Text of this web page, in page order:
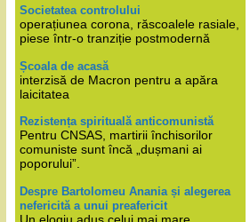
Societatea controlului
operațiunea corona, răscoalele rasiale,
piese într-o tranziție postmodernă
Școala de acasă
interzisă de Macron pentru a apăra
laicitatea
Rezistența spirituală anticomunistă
Pentru CNSAS, martirii închisorilor
comuniste sunt încă „dușmani ai
poporului”.
Despre Bartolomeu Anania și alegerea
nefericită a unui preafericit
Un elogiu adus celui mai mare